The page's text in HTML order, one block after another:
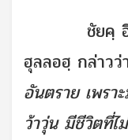
ชัยคฺ อิบนุ
ฮุลลอฮฺ กล่าวว่
อันตราย เพรา
ว้าวุ่น มีชีวิตที่ไ